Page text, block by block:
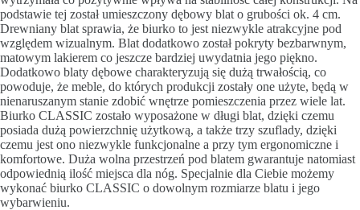
podstawie tej został umieszczony dębowy blat o grubości ok. 4 cm.
Drewniany blat sprawia, że biurko to jest niezwykle atrakcyjne pod
względem wizualnym. Blat dodatkowo został pokryty bezbarwnym,
matowym lakierem co jeszcze bardziej uwydatnia jego piękno.
Dodatkowo blaty dębowe charakteryzują się dużą trwałością, co
powoduje, że meble, do których produkcji zostały one użyte, będą w
nienaruszanym stanie zdobić wnętrze pomieszczenia przez wiele lat.
Biurko CLASSIC zostało wyposażone w długi blat, dzięki czemu
posiada dużą powierzchnię użytkową, a także trzy szuflady, dzięki
czemu jest ono niezwykle funkcjonalne a przy tym ergonomiczne i
komfortowe. Duża wolna przestrzeń pod blatem gwarantuje natomiast
odpowiednią ilość miejsca dla nóg. Specjalnie dla Ciebie możemy
wykonać biurko CLASSIC o dowolnym rozmiarze blatu i jego
wybarwieniu.